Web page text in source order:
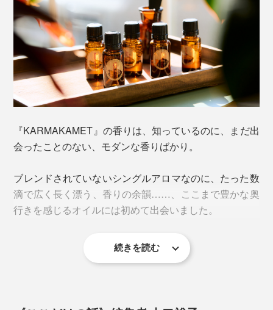
「上機嫌は意志、不機嫌は惰性」
オーストリアの心理学者・アドラーや、フランスの哲学
者・アランが唱えた言葉のように、感情の流れに身を任
せていると、いつの間にかストレス（不機嫌な自分）に
支配されてしまうことに。
積み重ねを大切に。
『KARMAKAMET』の香りなら、“上機嫌な自分”へ還る
道標となるはずです。
『KARMAKAMET』の香りは、知っているのに、まだ出
会ったことのない、モダンな香りばかり。
ブレンドされていないシングルアロマなのに、たった数
滴で広く長く漂う、香りの余韻……、ここまで豊かな奥
行きを感じるオイルには初めて出会いました。
ここでご紹介するのは、ユニセックスで心地いいと感じ
続きを読む